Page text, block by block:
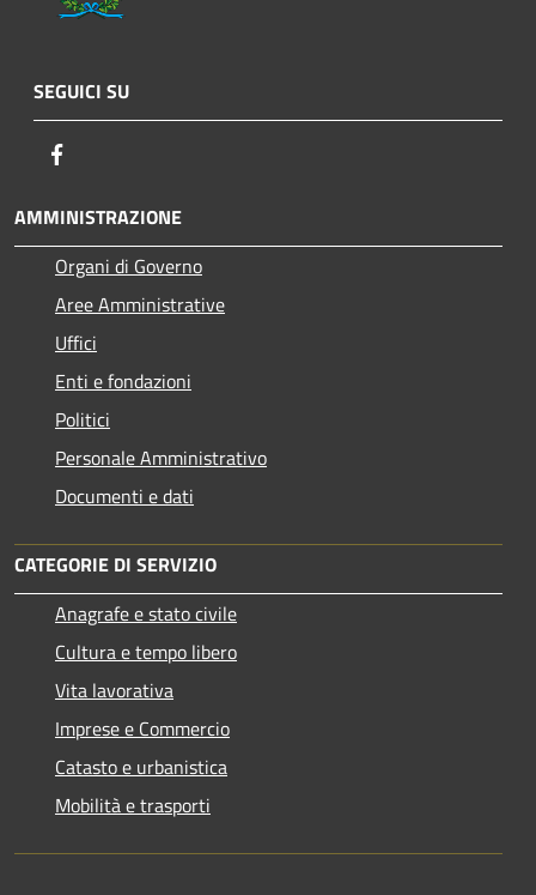
SEGUICI SU
AMMINISTRAZIONE
Organi di Governo
Aree Amministrative
Uffici
Enti e fondazioni
Politici
Personale Amministrativo
Documenti e dati
CATEGORIE DI SERVIZIO
Anagrafe e stato civile
Cultura e tempo libero
Vita lavorativa
Imprese e Commercio
Catasto e urbanistica
Mobilità e trasporti